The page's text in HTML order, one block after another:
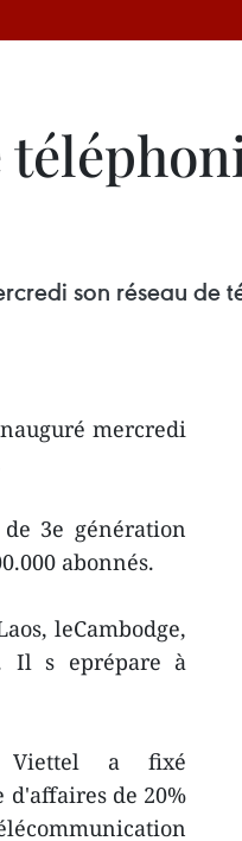
son réseau de
mercredi
3e génération
abonnés.
leCambodge,
Il s eprépare à
Viettel a fixé
de 20%